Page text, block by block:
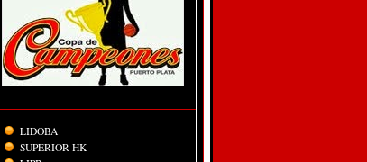
LIDOBA
SUPERIOR HK